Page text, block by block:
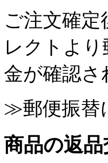
ご注文確
レクトよ
金が確認さ
≫郵便振替
商品の返